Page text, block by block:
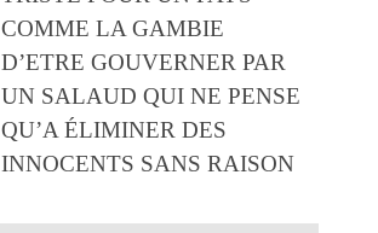
COMME LA GAMBIE
D’ETRE GOUVERNER PAR
UN SALAUD QUI NE PENSE
QU’A ÉLIMINER DES
INNOCENTS SANS RAISON